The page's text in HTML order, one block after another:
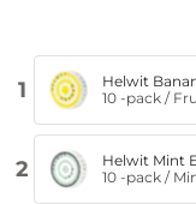
1
Helwit
10 -pack /
2
Helwit Mint
10 -pack /